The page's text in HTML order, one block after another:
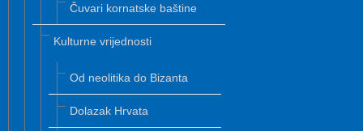
Čuvari kornatske baštine
Kulturne vrijednosti
Od neolitika do Bizanta
Dolazak Hrvata